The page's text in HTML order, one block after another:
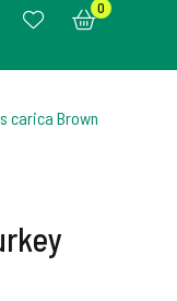
0
carica Brown